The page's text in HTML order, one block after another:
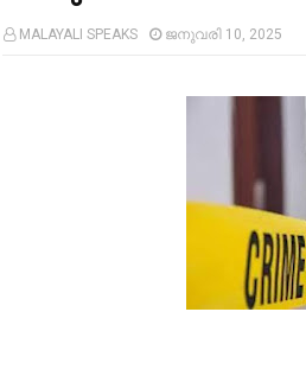
MALAYALI SPEAKS ജനുവരി 10, 2025